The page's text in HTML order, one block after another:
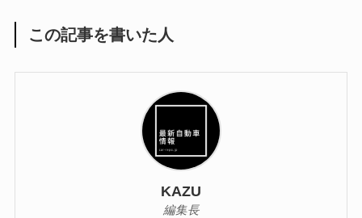
この記事を書いた人
KAZU
編集長